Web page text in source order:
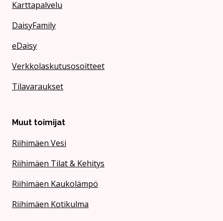
Karttapalvelu
DaisyFamily
eDaisy
Verkkolaskutusosoitteet
Tilavaraukset
Muut toimijat
Riihimäen Vesi
Riihimäen Tilat & Kehitys
Riihimäen Kaukolämpö
Riihimäen Kotikulma